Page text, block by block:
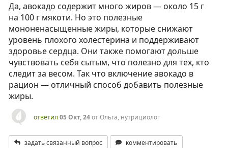
Да, авокадо содержит много жиров — около 15 г
на 100 г мякоти. Но это полезные
мононенасыщенные жиры, которые снижают
уровень плохого холестерина и поддерживают
здоровье сердца. Они также помогают дольше
чувствовать себя сытым, что полезно для тех, кто
следит за весом. Так что включение авокадо в
рацион — отличный способ добавить полезные
жиры.
ответил 05 Окт, 24отОльга, нутрициолог
задать связанный вопрос комментировать